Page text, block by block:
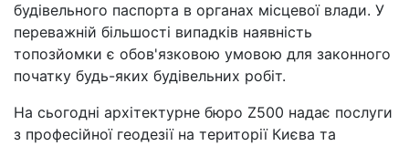
будівельного паспорта в органах місцевої влади. У
переважній більшості випадків наявність
топозйомки є обов'язковою умовою для законного
початку будь-яких будівельних робіт.
На сьогодні архітектурне бюро Z500 надає послуги
з професійної геодезії на території Києва та